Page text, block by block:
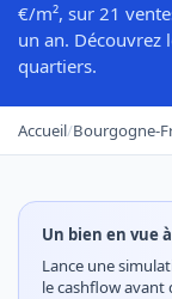
€/m², sur 21
un an. Découvrez
quartiers.
Accueil/Bourgogne-
Un bien en vue
Lance une
le cashflow avant